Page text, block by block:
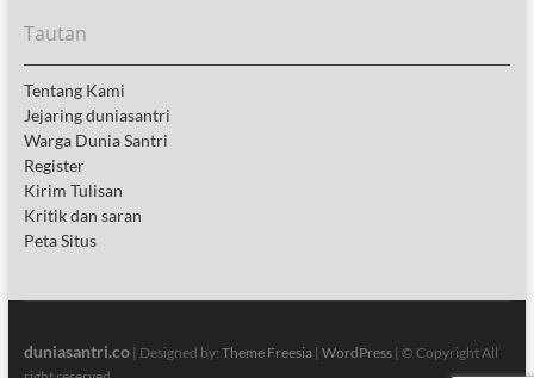
Tautan
Tentang Kami
Jejaring duniasantri
Warga Dunia Santri
Register
Kirim Tulisan
Kritik dan saran
Peta Situs
duniasantri.co| Designed by: Theme Freesia| WordPress| © Copyright All